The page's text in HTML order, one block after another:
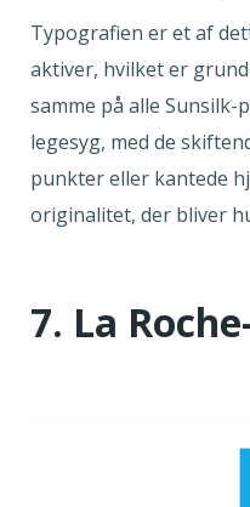
Typografien er et af
aktiver, hvilket er
samme på alle
legesyg, med de
punkter eller kantede
originalitet, der bliver
7. La